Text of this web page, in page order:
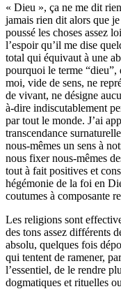
« Dieu », ça ne me dit
jamais rien dit alors que
poussé les choses assez
l’espoir qu’il me dise
total qui équivaut à une
pourquoi le terme
moi, vide de sens, ne
de vivant, ne désigne
à-dire indiscutablement
par tout le monde. J’ai
transcendance
nous-mêmes un sens à
nous fixer nous-mêmes
tout à fait positives et
hégémonie de la foi en
coutumes à composante
Les religions sont
des tons assez différents
absolu, quelques fois
qui tentent de ramener,
l’essentiel, de le rendre
dogmatiques et rituelles